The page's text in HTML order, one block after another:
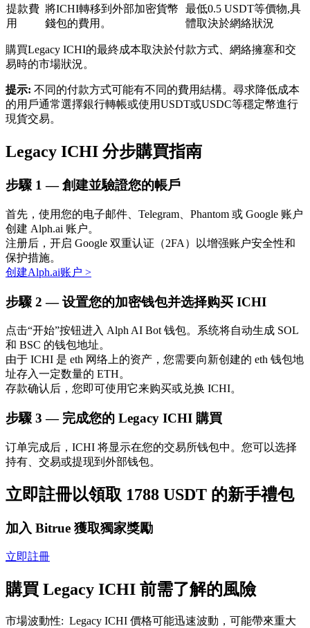
輕鬆獲得多重福利
借貸寶
借貸數字貨幣，及時且安全的服務
定投理财
Bitrue AI
提款費
用
將ICHI轉移到外部加密貨幣
錢包的費用。
最低0.5 USDT等價物,具
體取決於網絡狀況
購買Legacy ICHI的最終成本取決於付款方式、網絡擁塞和交
易時的市場狀況。
提示: 不同的付款方式可能有不同的費用結構。尋求降低成本
的用戶通常選擇銀行轉帳或使用USDT或USDC等穩定幣進行
現貨交易。
Legacy ICHI 分步購買指南
步驟 1 —創建並驗證您的帳戶
首先，使用您的电子邮件、Telegram、Phantom 或 Google 账户
创建 Alph.ai 账户。
注册后，开启 Google 双重认证（2FA）以增强账户安全性和
保护措施。
创建Alph.ai账户 >
步驟 2 — 设置您的加密钱包并选择购买 ICHI
点击“开始”按钮进入 Alph AI Bot 钱包。系统将自动生成 SOL
和 BSC 的钱包地址。
由于 ICHI 是 eth 网络上的资产，您需要向新创建的 eth 钱包地
址存入一定数量的 ETH。
存款确认后，您即可使用它来购买或兑换 ICHI。
步驟 3 — 完成您的 Legacy ICHI 購買
订单完成后，ICHI 将显示在您的交易所钱包中。您可以选择
持有、交易或提现到外部钱包。
立即註冊以領取 1788 USDT 的新手禮包
加入 Bitrue 獲取獨家獎勵
立即註冊
購買 Legacy ICHI 前需了解的風險
市場波動性: Legacy ICHI 價格可能迅速波動，可能帶來重大